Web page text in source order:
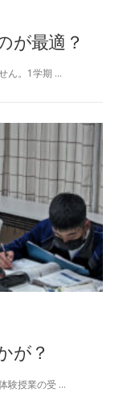
が最適？
ん。1学期 …
が？
験授業の受 …